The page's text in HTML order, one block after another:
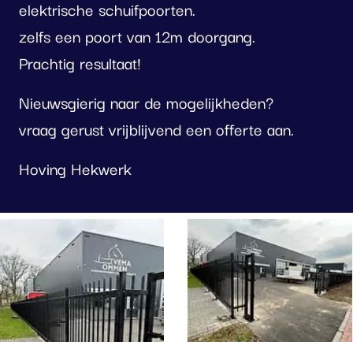
elektrische schuifpoorten.
zelfs een poort van 12m doorgang.
Prachtig resultaat!
Nieuwsgierig naar de mogelijkheden?
vraag gerust vrijblijvend een offerte aan.
Hoving Hekwerk